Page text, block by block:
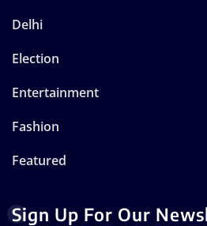
Delhi
Election
Entertainment
Fashion
Featured
Sign Up For Our